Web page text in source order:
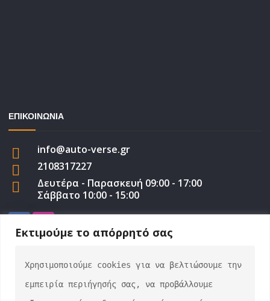
Εκτιμούμε το απόρρητό σας
Χρησιμοποιούμε cookies για να βελτιώσουμε την
εμπειρία περιήγησής σας, να προβάλλουμε
ΕΠΙΚΟΙΝΩΝΙΑ
info@auto-verse.gr
2108317227
Δευτέρα - Παρασκευή 09:00 - 17:00
Σάββατο 10:00 - 15:00
auto-verse.gr ©2022 | Development by George
Efstratiou